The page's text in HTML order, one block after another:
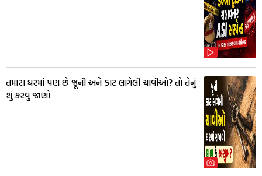
તમારા ઘરમાં પણ છે જૂની અને કાટ લાગેલી ચાવીઓ? તો તેનું
શું કરવું જાણો